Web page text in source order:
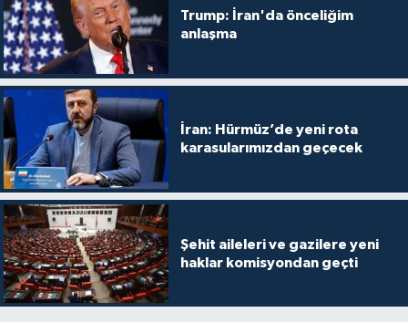
Trump: İran'da önceliğim
anlaşma
İran: Hürmüz’de yeni rota
karasularımızdan geçecek
Şehit aileleri ve gazilere yeni
haklar komisyondan geçti